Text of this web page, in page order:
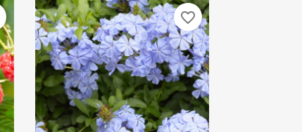
favorite_border